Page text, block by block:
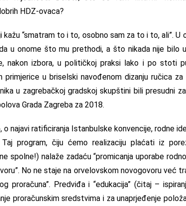
HDZ-ovaca?
kažu “smatram to i to, osobno sam za to i to, ali”.
u onome što mu prethodi, a što nikada nije bilo
nakon izbora, u političkoj praksi lako i po stoti
primjerice u briselski navođenom dizanju ručica za
u zagrebačkoj gradskoj skupštini bili presudni
Grada Zagreba za 2018.
o najavi ratificiranja Istanbulske konvencije, rodne
program, čiju ćemo realizaciju plaćati iz
spolne!) nalaže zadaću “promicanja uporabe
No ne staje na orvelovskom novogovoru već
proračuna”. Predviđa i “edukacija” (čitaj –
proračunskim sredstvima i za unaprjeđenje